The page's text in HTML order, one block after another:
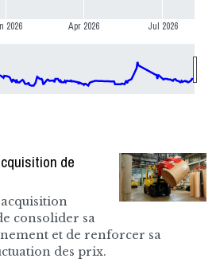
2026 Apr 2026 Jul 2026
de
consolider sa
et de renforcer sa
des prix.